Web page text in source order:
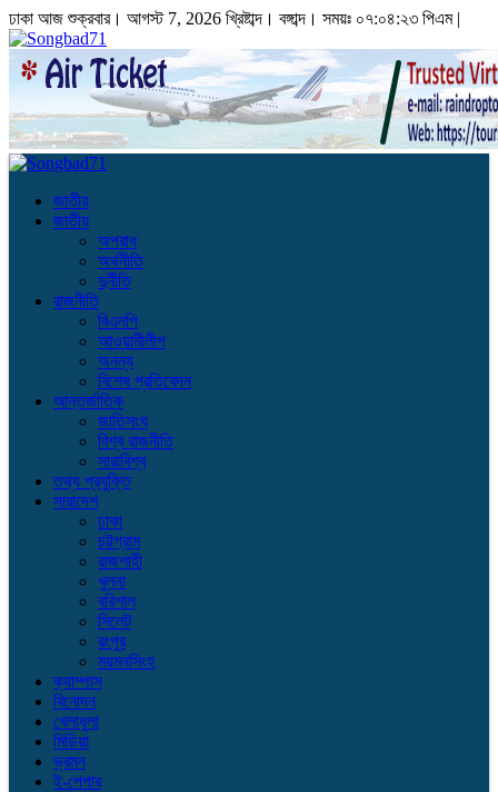
ঢাকা আজ শুক্রবার। আগস্ট 7, 2026 খ্রিষ্টাব্দ। বঙ্গাব্দ। সময়ঃ ০৭:০৪:২৪ পিএম|
জাতীয়
জাতীয়
অপরাধ
অর্থনীতি
দুর্নীতি
রাজনীতি
বিএনপি
আওয়ামীলীগ
অনন্য
বিশেষ প্রতিবেদন
আন্তর্জাতিক
জাতিসংঘ
বিশ্ব রাজনীতি
সারাবিশ্ব
তথ্য প্রযুক্তি
সারাদেশ
ঢাকা
চট্টগ্রাম
রাজশাহী
খুলনা
বরিশাল
সিলেট
রংপুর
ময়মনসিংহ
ক্যাম্পাস
বিনোদন
খেলাধুলা
মিডিয়া
ভ্রমন
ই-পেপার